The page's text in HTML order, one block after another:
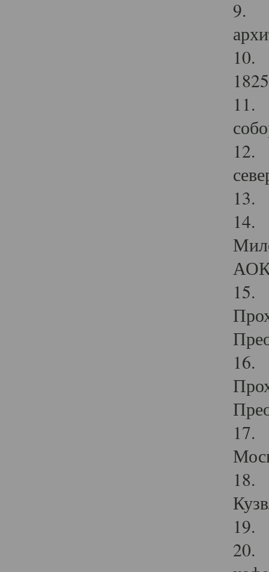
9.
10.
11.
12.
13.
14.
15.
16.
17.
18.
19.
20.